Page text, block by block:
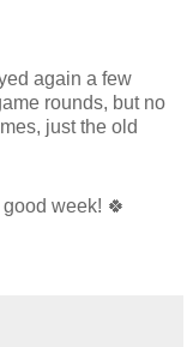
again a few
rounds, but no
just the old
week! 🍀